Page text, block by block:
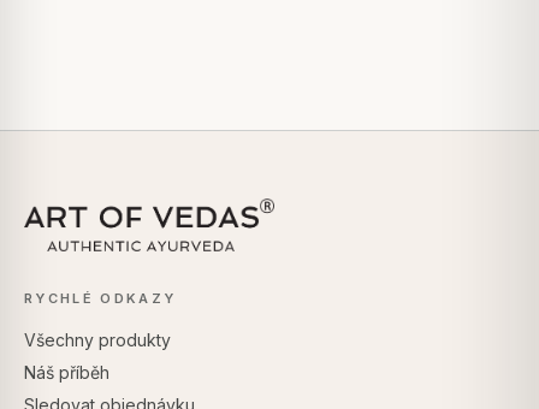
RYCHLÉ ODKAZY
Všechny produkty
Náš příběh